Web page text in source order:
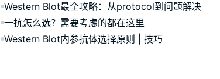
Western Blot最全攻略：从protocol到问题解决
一抗怎么选？需要考虑的都在这里
Western Blot内参抗体选择原则 | 技巧